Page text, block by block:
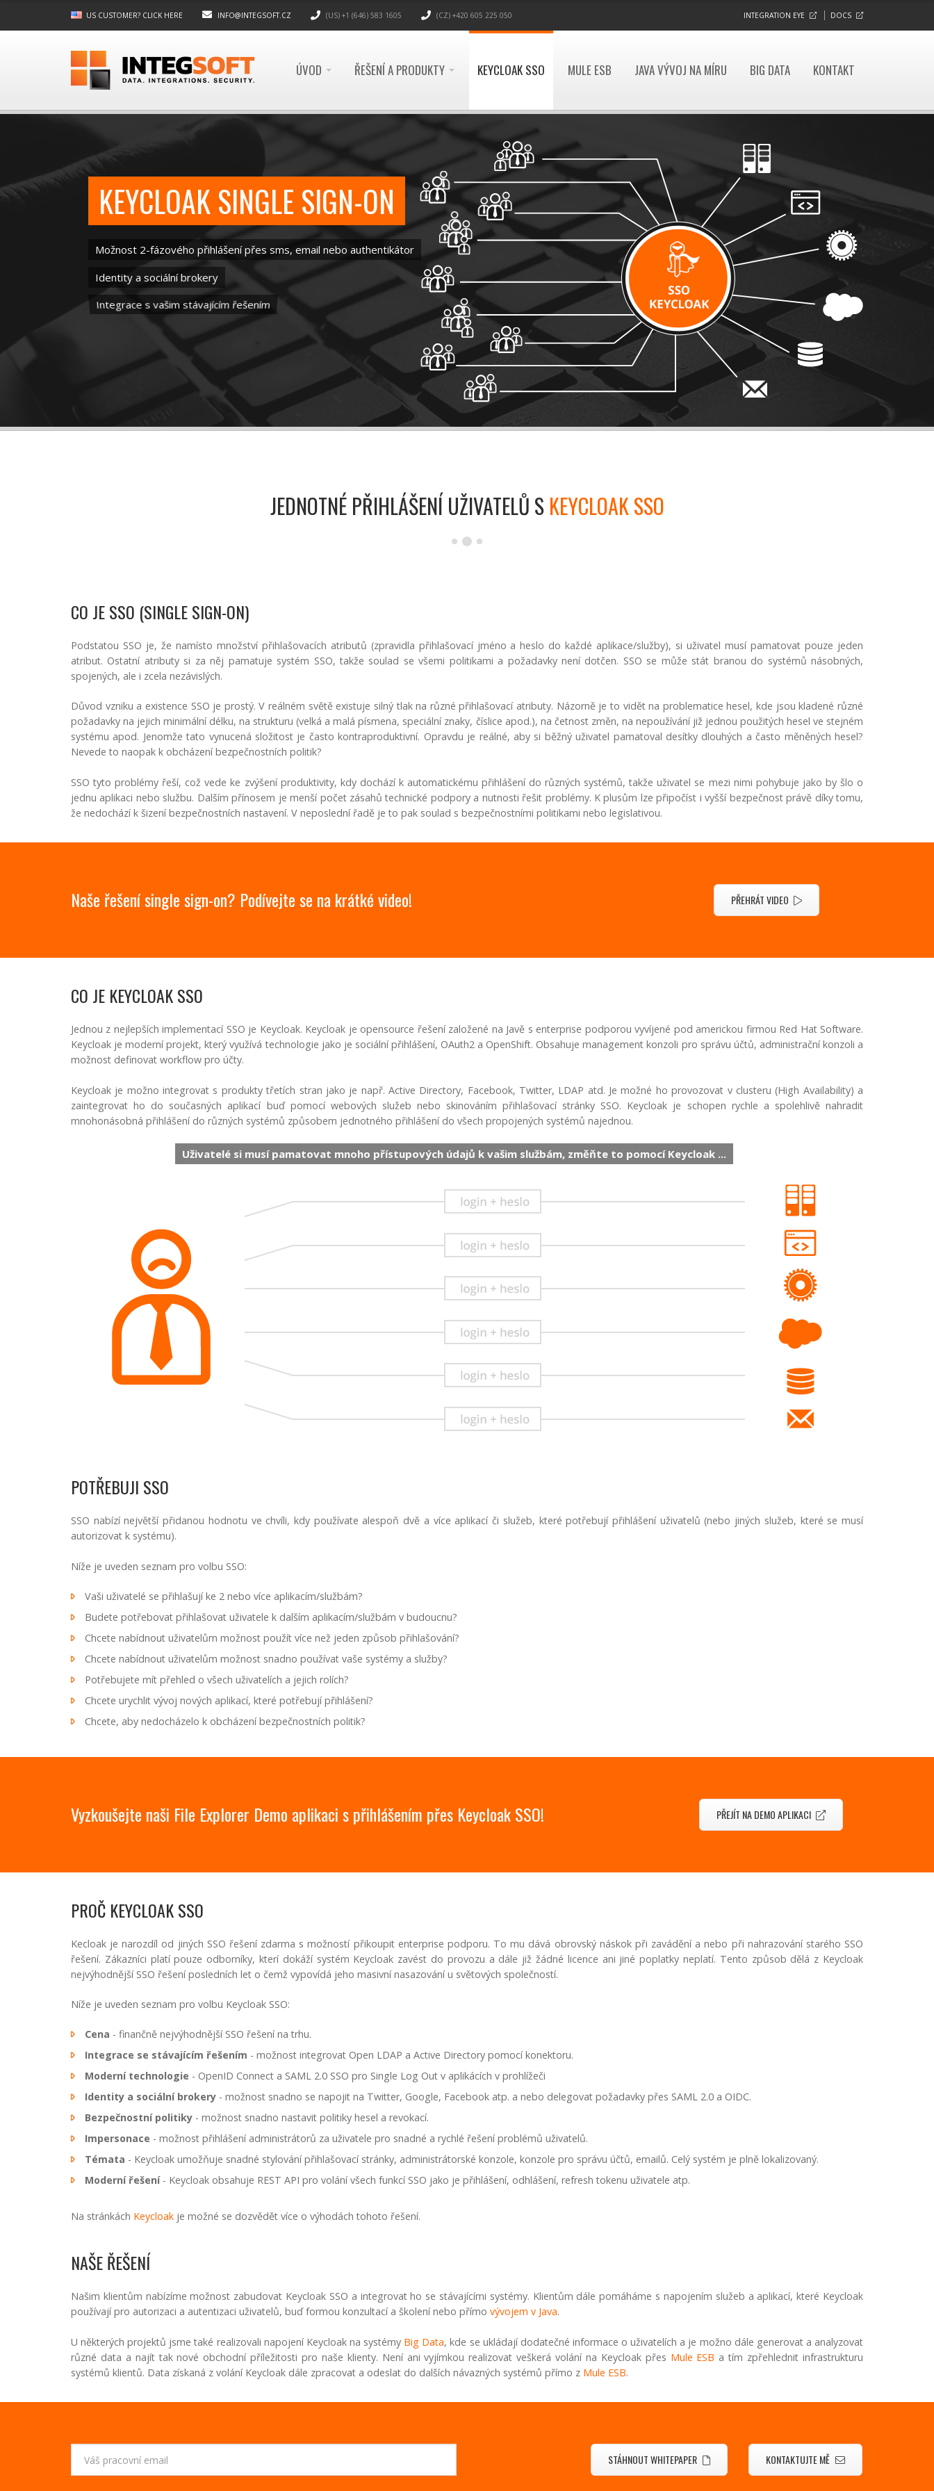
US CUSTOMER? CLICK HERE INFO@INTEGSOFT.CZ (US) +1 (646) 583 1605 (CZ) +420 605 225 050 INTEGRATION EYE DOCS
ÚVOD ŘEŠENÍ A PRODUKTY KEYCLOAK SSO MULE ESB JAVA VÝVOJ NA MÍRU BIG DATA KONTAKT
KEYCLOAK SINGLE SIGN-ON
Možnost 2-fázového přihlášení přes sms, email nebo authentikátor
Identity a sociální brokery
Integrace s vašim stávajícím řešením
Opensource s enterprise podporou
JEDNOTNÉ PŘIHLÁŠENÍ UŽIVATELŮ S KEYCLOAK SSO
CO JE SSO (SINGLE SIGN-ON)
Podstatou SSO je, že namísto množství přihlašovacích atributů (zpravidla přihlašovací jméno a heslo do každé aplikace/služby), si uživatel musí pamatovat pouze jeden
atribut. Ostatní atributy si za něj pamatuje systém SSO, takže soulad se všemi politikami a požadavky není dotčen. SSO se může stát branou do systémů násobných,
spojených, ale i zcela nezávislých.
Důvod vzniku a existence SSO je prostý. V reálném světě existuje silný tlak na různé přihlašovací atributy. Názorně je to vidět na problematice hesel, kde jsou kladené různé
požadavky na jejich minimální délku, na strukturu (velká a malá písmena, speciální znaky, číslice apod.), na četnost změn, na nepoužívání již jednou použitých hesel ve stejném
systému apod. Jenomže tato vynucená složitost je často kontraproduktivní. Opravdu je reálné, aby si běžný uživatel pamatoval desítky dlouhých a často měněných hesel?
Nevede to naopak k obcházení bezpečnostních politik?
SSO tyto problémy řeší, což vede ke zvýšení produktivity, kdy dochází k automatickému přihlášení do různých systémů, takže uživatel se mezi nimi pohybuje jako by šlo o
jednu aplikaci nebo službu. Dalším přínosem je menší počet zásahů technické podpory a nutnosti řešit problémy. K plusům lze připočíst i vyšší bezpečnost právě díky tomu,
že nedochází k šizení bezpečnostních nastavení. V neposlední řadě je to pak soulad s bezpečnostními politikami nebo legislativou.
Naše řešení single sign-on? Podívejte se na krátké video! PŘEHRÁT VIDEO
CO JE KEYCLOAK SSO
Jednou z nejlepších implementací SSO je Keycloak. Keycloak je opensource řešení založené na Javě s enterprise podporou vyvíjené pod americkou firmou Red Hat Software.
Keycloak je moderní projekt, který využívá technologie jako je sociální přihlášení, OAuth2 a OpenShift. Obsahuje management konzoli pro správu účtů, administrační konzoli a
možnost definovat workflow pro účty.
Keycloak je možno integrovat s produkty třetích stran jako je např. Active Directory, Facebook, Twitter, LDAP atd. Je možné ho provozovat v clusteru (High Availability) a
zaintegrovat ho do současných aplikací buď pomocí webových služeb nebo skinováním přihlašovací stránky SSO. Keycloak je schopen rychle a spolehlivě nahradit
mnohonásobná přihlášení do různých systémů způsobem jednotného přihlášení do všech propojených systémů najednou.
Uživatelé si musí pamatovat mnoho přístupových údajů k vašim službám, změňte to pomocí Keycloak ...
POTŘEBUJI SSO
SSO nabízí největší přidanou hodnotu ve chvíli, kdy používate alespoň dvě a více aplikací či služeb, které potřebují přihlášení uživatelů (nebo jiných služeb, které se musí
autorizovat k systému).
Níže je uveden seznam pro volbu SSO:
Vaši uživatelé se přihlašují ke 2 nebo více aplikacím/službám?
Budete potřebovat přihlašovat uživatele k dalším aplikacím/službám v budoucnu?
Chcete nabídnout uživatelům možnost použít více než jeden způsob přihlašování?
Chcete nabídnout uživatelům možnost snadno používat vaše systémy a služby?
Potřebujete mít přehled o všech uživatelích a jejich rolích?
Chcete urychlit vývoj nových aplikací, které potřebují přihlášení?
Chcete, aby nedocházelo k obcházení bezpečnostních politik?
Vyzkoušejte naši File Explorer Demo aplikaci s přihlášením přes Keycloak SSO! PŘEJÍT NA DEMO APLIKACI
PROČ KEYCLOAK SSO
Kecloak je narozdíl od jiných SSO řešení zdarma s možností přikoupit enterprise podporu. To mu dává obrovský náskok při zavádění a nebo při nahrazování starého SSO
řešení. Zákazníci platí pouze odborníky, kterí dokáží systém Keycloak zavést do provozu a dále již žádné licence ani jiné poplatky neplatí. Tento způsob dělá z Keycloak
nejvýhodnější SSO řešení posledních let o čemž vypovídá jeho masivní nasazování u světových společností.
Níže je uveden seznam pro volbu Keycloak SSO:
Cena - finančně nejvýhodnější SSO řešení na trhu.
Integrace se stávajícím řešením - možnost integrovat Open LDAP a Active Directory pomocí konektoru.
Moderní technologie - OpenID Connect a SAML 2.0 SSO pro Single Log Out v aplikácích v prohlížeči
Identity a sociální brokery - možnost snadno se napojit na Twitter, Google, Facebook atp. a nebo delegovat požadavky přes SAML 2.0 a OIDC.
Bezpečnostní politiky - možnost snadno nastavit politiky hesel a revokací.
Impersonace - možnost přihlášení administrátorů za uživatele pro snadné a rychlé řešení problémů uživatelů.
Témata - Keycloak umožňuje snadné stylování přihlašovací stránky, administrátorské konzole, konzole pro správu účtů, emailů. Celý systém je plně lokalizovaný.
Moderní řešení- Keycloak obsahuje REST API pro volání všech funkcí SSO jako je přihlášení, odhlášení, refresh tokenu uživatele atp.
Na stránkách Keycloak je možné se dozvědět více o výhodách tohoto řešení.
NAŠE ŘEŠENÍ
Našim klientům nabízíme možnost zabudovat Keycloak SSO a integrovat ho se stávajícími systémy. Klientům dále pomáháme s napojením služeb a aplikací, které Keycloak
používají pro autorizaci a autentizaci uživatelů, buď formou konzultací a školení nebo přímo vývojem v Java.
U některých projektů jsme také realizovali napojení Keycloak na systémy Big Data, kde se ukládají dodatečné informace o uživatelích a je možno dále generovat a analyzovat
různé data a najít tak nové obchodní příležitosti pro naše klienty. Není ani vyjímkou realizovat veškerá volání na Keycloak přes Mule ESB a tím zpřehlednit infrastrukturu
systémů klientů. Data získaná z volání Keycloak dále zpracovat a odeslat do dalších návazných systémů přímo z Mule ESB.
STÁHNOUT WHITEPAPER KONTAKTUJTE MĚ